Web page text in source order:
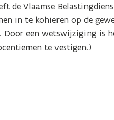
de Vlaamse
in te kohieren op de
Door een wetswijziging is
te vestigen.)